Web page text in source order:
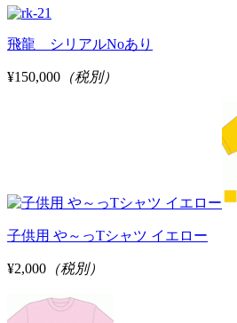
飛龍 シリアルNoあり
¥150,000 （税別）
子供用 や～っTシャツ イエロー
¥2,000 （税別）